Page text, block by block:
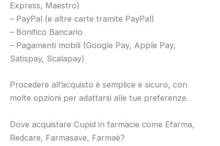
Express, Maestro)
– PayPal (e altre carte tramite PayPal)
– Bonifico Bancario
– Pagamenti mobili (Google Pay, Apple Pay,
Satispay, Scalapay)
Procedere all’acquisto è semplice e sicuro, con
molte opzioni per adattarsi alle tue preferenze.
Dove acquistare Cupid in farmacie come Efarma,
Redcare, Farmasave, Farmaè?